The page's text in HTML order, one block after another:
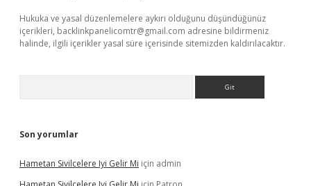
Hukuka ve yasal düzenlemelere aykırı olduğunu düşündüğünüz
içerikleri, backlinkpanelicomtr@gmail.com adresine bildirmeniz
halinde, ilgili içerikler yasal süre içerisinde sitemizden kaldırılacaktır.
Son yorumlar
Hametan Sivilcelere Iyi Gelir Mi için admin